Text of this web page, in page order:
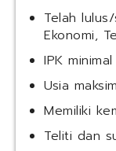
Telah
Ekonomi,
IPK
Usia
Memiliki
Teliti dan